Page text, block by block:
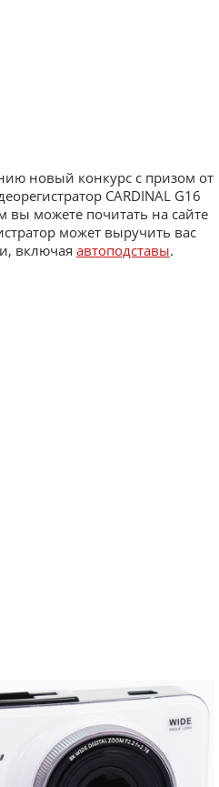
новый конкурс с призом от
CARDINAL G16
вы можете почитать на сайте
может выручить вас
включая автоподставы.